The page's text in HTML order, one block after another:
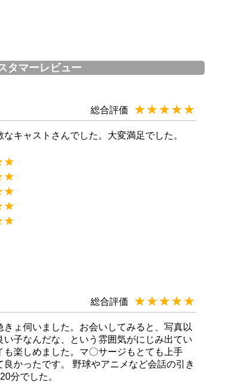
タマーレビュー
総合評価 ★★★★★
☆☆☆☆☆
キャストさんでした。大変満足でした。
総合評価 ★★★★★
☆☆☆☆☆
ょ伺いました。お会いしてみると、写真以
い子なんだな、という雰囲気がにじみ出てい
も楽しめました。マ〇サージもとても上手
かったです。 野球やアニメなど会話の引き
分でした。